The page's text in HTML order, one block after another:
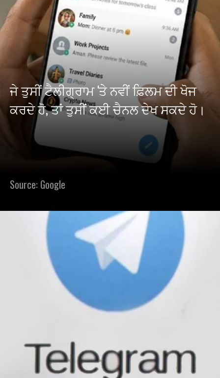
ਜੇ ਤੁਸੀਂ ਟੈਲੀਗ੍ਰਾਮ 'ਤੇ ਨਵੀਂ ਫ਼ਿਲਮ ਦੀ ਖੋਜ
ਕਰਦੇ ਹੋ, ਤਾਂ ਤੁਸੀਂ ਕਈ ਚੈਨਲ ਦੇਖ ਸਕਦੇ ਹੋ।
Source: Google